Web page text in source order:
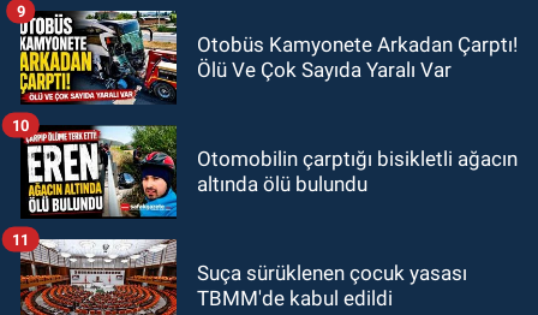
Otobüs Kamyonete Arkadan Çarptı!
Ölü Ve Çok Sayıda Yaralı Var
9
Otomobilin çarptığı bisikletli ağacın
altında ölü bulundu
10
Suça sürüklenen çocuk yasası
TBMM'de kabul edildi
11